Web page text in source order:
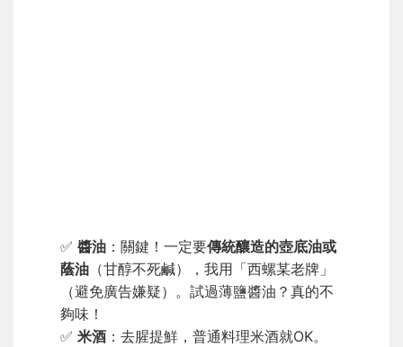
✅ 醬油 ：關鍵！一定要傳統釀造的壺底油或
蔭油 （甘醇不死鹹），我用「西螺某老牌」
（避免廣告嫌疑）。試過薄鹽醬油？真的不
夠味！
✅ 米酒 ：去腥提鮮，普通料理米酒就OK。